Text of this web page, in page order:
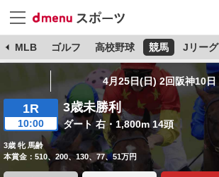
MLB ゴルフ 高校野球 競馬 Jリーグ
4月25日(日) 2回阪神10日
1R
10:00
3歳未勝利
ダート 右・1,800m 14頭
3歳 牝 馬齢
本賞金：510、200、130、77、51万円